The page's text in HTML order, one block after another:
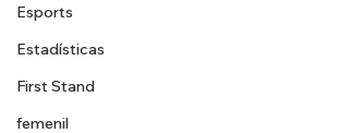
Esports
Estadísticas
First Stand
femenil